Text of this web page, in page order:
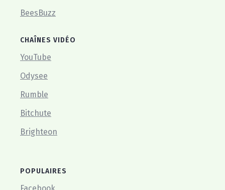
BeesBuzz
CHAÎNES VIDÉO
YouTube
Odysee
Rumble
Bitchute
Brighteon
POPULAIRES